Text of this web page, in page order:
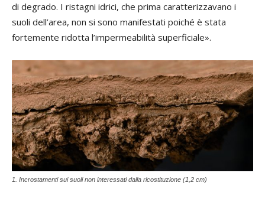
di degrado. I ristagni idrici, che prima caratterizzavano i
suoli dell’area, non si sono manifestati poiché è stata
fortemente ridotta l’impermeabilità superficiale».
1. Incrostamenti sui suoli non interessati dalla ricostituzione (1,2 cm)